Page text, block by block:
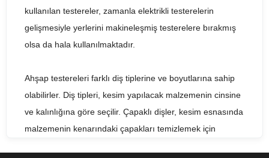
kullanılan testereler, zamanla elektrikli testerelerin
gelişmesiyle yerlerini makineleşmiş testerelere bırakmış
olsa da hala kullanılmaktadır.
Ahşap testereleri farklı diş tiplerine ve boyutlarına sahip
olabilirler. Diş tipleri, kesim yapılacak malzemenin cinsine
ve kalınlığına göre seçilir. Çapaklı dişler, kesim esnasında
malzemenin kenarındaki çapakları temizlemek için